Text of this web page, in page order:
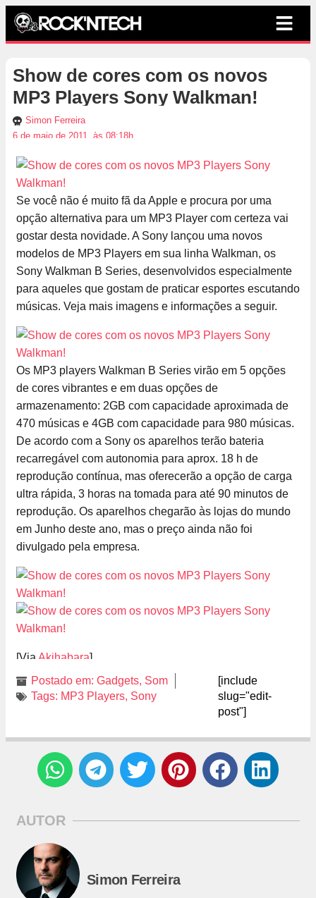
Show de cores com os novos
MP3 Players Sony Walkman!
Simon Ferreira
6 de maio de 2011, às 08:18h
Se você não é muito fã da Apple e procura por uma
opção alternativa para um MP3 Player com certeza vai
gostar desta novidade. A Sony lançou uma novos
modelos de MP3 Players em sua linha Walkman, os
Sony Walkman B Series, desenvolvidos especialmente
para aqueles que gostam de praticar esportes escutando
músicas. Veja mais imagens e informações a seguir.
Os MP3 players Walkman B Series virão em 5 opções
de cores vibrantes e em duas opções de
armazenamento: 2GB com capacidade aproximada de
470 músicas e 4GB com capacidade para 980 músicas.
De acordo com a Sony os aparelhos terão bateria
recarregável com autonomia para aprox. 18 h de
reprodução contínua, mas oferecerão a opção de carga
ultra rápida, 3 horas na tomada para até 90 minutos de
reprodução. Os aparelhos chegarão às lojas do mundo
em Junho deste ano, mas o preço ainda não foi
divulgado pela empresa.
[Via Akihabara]
Postado em: Gadgets, Som
Tags: MP3 Players, Sony
[include
slug="edit-
post"]
AUTOR
Simon Ferreira